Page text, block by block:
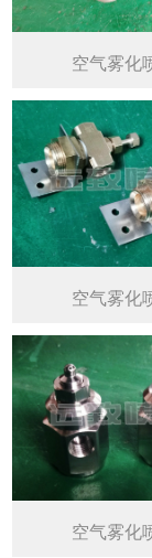
空气雾化
空气雾化
空气雾化